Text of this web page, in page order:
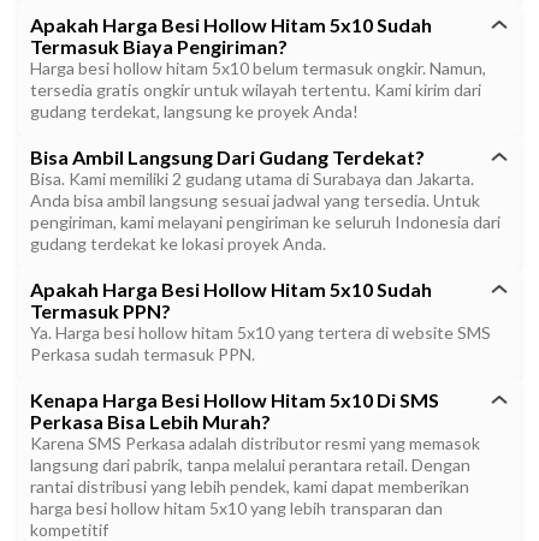
Apakah Harga Besi Hollow Hitam 5x10 Sudah
Termasuk Biaya Pengiriman?
Harga besi hollow hitam 5x10 belum termasuk ongkir. Namun,
tersedia gratis ongkir untuk wilayah tertentu. Kami kirim dari
gudang terdekat, langsung ke proyek Anda!
Bisa Ambil Langsung Dari Gudang Terdekat?
Bisa. Kami memiliki 2 gudang utama di Surabaya dan Jakarta.
Anda bisa ambil langsung sesuai jadwal yang tersedia. Untuk
pengiriman, kami melayani pengiriman ke seluruh Indonesia dari
gudang terdekat ke lokasi proyek Anda.
Apakah Harga Besi Hollow Hitam 5x10 Sudah
Termasuk PPN?
Ya. Harga besi hollow hitam 5x10 yang tertera di website SMS
Perkasa sudah termasuk PPN.
Kenapa Harga Besi Hollow Hitam 5x10 Di SMS
Perkasa Bisa Lebih Murah?
Karena SMS Perkasa adalah distributor resmi yang memasok
langsung dari pabrik, tanpa melalui perantara retail. Dengan
rantai distribusi yang lebih pendek, kami dapat memberikan
harga besi hollow hitam 5x10 yang lebih transparan dan
kompetitif